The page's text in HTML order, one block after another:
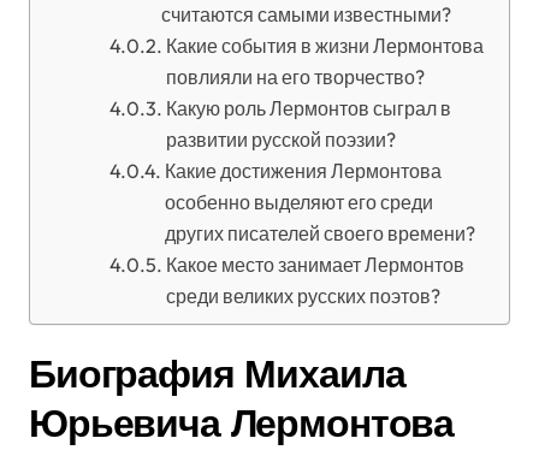
считаются самыми известными?
Какие события в жизни Лермонтова
повлияли на его творчество?
Какую роль Лермонтов сыграл в
развитии русской поэзии?
Какие достижения Лермонтова
особенно выделяют его среди
других писателей своего времени?
Какое место занимает Лермонтов
среди великих русских поэтов?
Биография Михаила
Юрьевича Лермонтова